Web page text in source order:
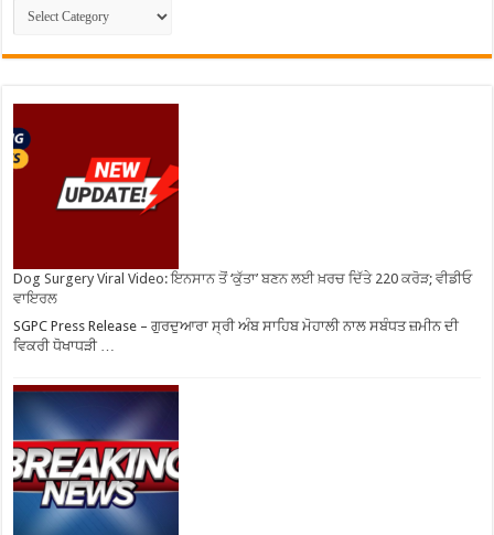
Dog Surgery Viral Video: ਇਨਸਾਨ ਤੋਂ ‘ਕੁੱਤਾ’ ਬਣਨ ਲਈ ਖ਼ਰਚ ਦਿੱਤੇ 220 ਕਰੋੜ; ਵੀਡੀਓ
ਵਾਇਰਲ
SGPC Press Release – ਗੁਰਦੁਆਰਾ ਸ੍ਰੀ ਅੰਬ ਸਾਹਿਬ ਮੋਹਾਲੀ ਨਾਲ ਸਬੰਧਤ ਜ਼ਮੀਨ ਦੀ
ਵਿਕਰੀ ਧੋਖਾਧੜੀ …